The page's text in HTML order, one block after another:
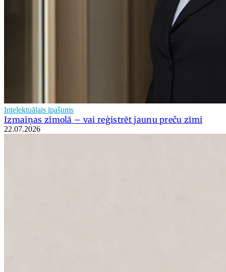
Intelektuālais īpašums
Izmaiņas zīmolā – vai reģistrēt jaunu preču zīmi
22.07.2026